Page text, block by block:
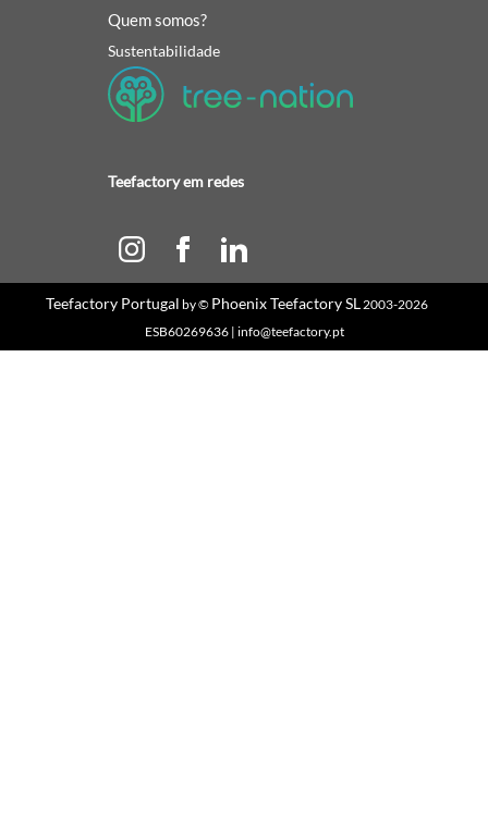
Quem somos?
Sustentabilidade
Teefactory em redes
Teefactory Portugal by © Phoenix Teefactory SL2003-2026
ESB60269636 | info@teefactory.pt